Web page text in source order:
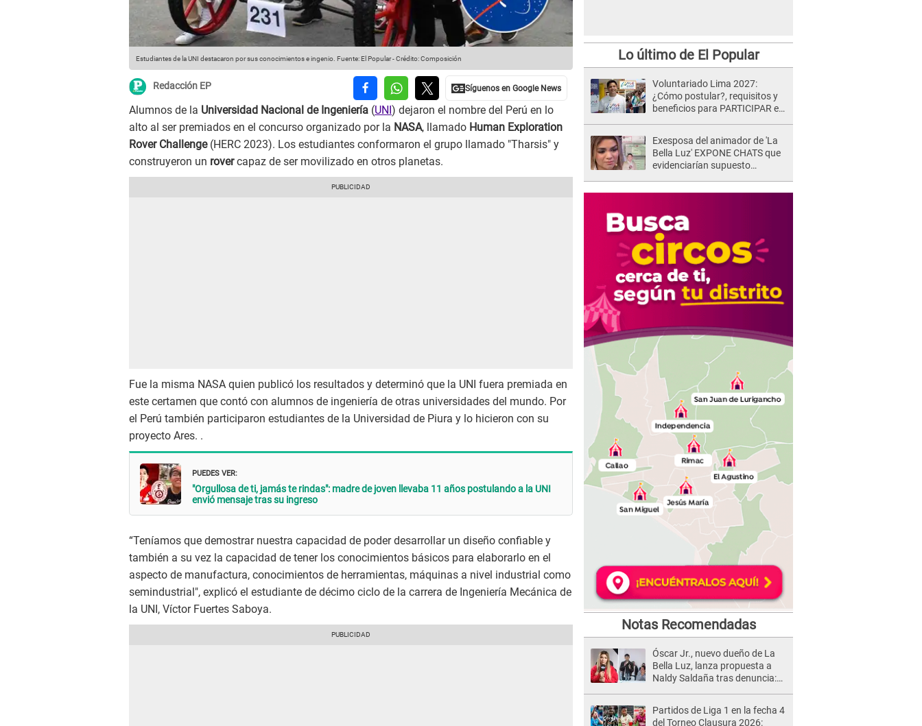
Estudiantes de la UNI destacaron por sus conocimientos e ingenio. Fuente: El Popular-Crédito: Composición
Redacción EP
Alumnos de la Universidad Nacional de Ingeniería (UNI ) dejaron el nombre del Perú en lo
alto al ser premiados en el concurso organizado por la NASA, llamado Human Exploration
Rover Challenge(HERC 2023). Los estudiantes conformaron el grupo llamado "Tharsis" y
construyeron un rovercapaz de ser movilizado en otros planetas.
Fue la misma NASA quien publicó los resultados y determinó que la UNI fuera premiada en
este certamen que contó con alumnos de ingeniería de otras universidades del mundo. Por
el Perú también participaron estudiantes de la Universidad de Piura y lo hicieron con su
proyecto Ares. .
PUEDES VER:
"Orgullosa de ti, jamás te rindas": madre de joven llevaba 11 años postulando a la UNI
envió mensaje tras su ingreso
“Teníamos que demostrar nuestra capacidad de poder desarrollar un diseño confiable y
también a su vez la capacidad de tener los conocimientos básicos para elaborarlo en el
aspecto de manufactura, conocimientos de herramientas, máquinas a nivel industrial como
semindustrial", explicó el estudiante de décimo ciclo de la carrera de Ingeniería Mecánica de
la UNI, Víctor Fuertes Saboya.
Lo último de El Popular
Voluntariado Lima 2027:
¿Cómo postular?, requisitos y
beneficios para PARTICIPAR en
Exesposa del animador de 'La
Bella Luz' EXPONE CHATS que
evidenciarían supuesto
Notas Recomendadas
Óscar Jr., nuevo dueño de La
Bella Luz, lanza propuesta a
Naldy Saldaña tras denuncia:
Partidos de Liga 1 en la fecha 4
del Torneo Clausura 2026: